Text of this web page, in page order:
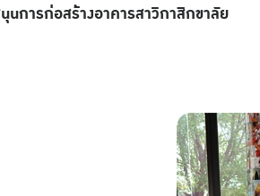
การก่อสร้างอาคารสาวิกาสิกขาลัย